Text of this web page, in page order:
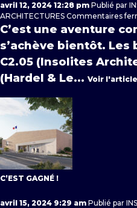
avril 12, 2024 12:28 pm Publié par
ARCHITECTURES Commentaires
C’est une aventure
s’achève bientôt. Les
C2.05 (Insolites
(Hardel & Le... Voir l'article
C’EST GAGNÉ !
avril 15, 2024 9:29 am Publié par